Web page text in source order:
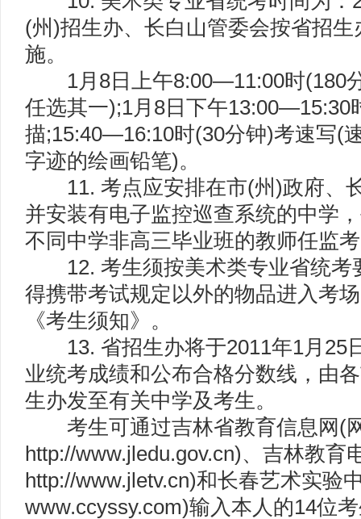
(州)招生办、长白山管委会按省招
施。
1月8日上午8:00—11:00时(180
任选其一);1月8日下午13:00—15:30
描;15:40—16:10时(30分钟)考速写(
字迹的绘画铅笔)。
11. 考点应安排在市(州)政府、
并安装有电子监控巡查系统的中学
不同中学非高三毕业班的教师任监
12. 考生须按美术类专业省统考
得携带考试规定以外的物品进入考
《考生须知》。
13. 省招生办将于2011年1月25
业统考成绩和公布合格分数线，由
生办发至有关中学及考生。
考生可通过吉林省教育信息网(
http://www.jledu.gov.cn)、吉林教育
http://www.jletv.cn)和长春艺术实验
www.ccyssy.com)输入本人的14位